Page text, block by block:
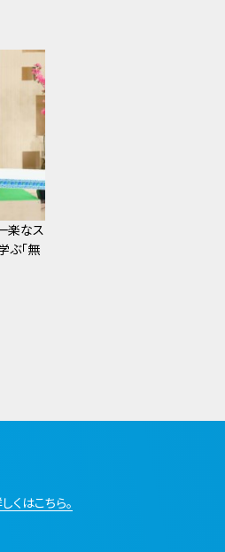
楽なス
ぶ「無
くはこちら。